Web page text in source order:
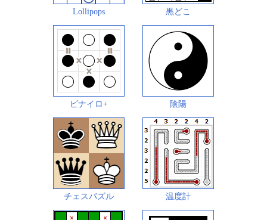
Lollipops 黒どこ
ビナイロ+ 陰陽
チェスパズル 温度計